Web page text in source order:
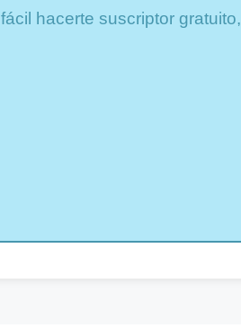
hacerte suscriptor